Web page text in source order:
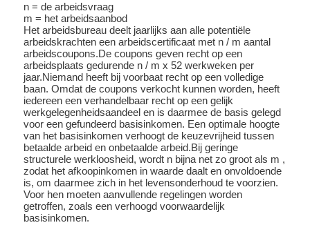
n = de arbeidsvraag
m = het arbeidsaanbod
Het arbeidsbureau deelt jaarlijks aan alle potentiële
arbeidskrachten een arbeidscertificaat met n / m aantal
arbeidscoupons.De coupons geven recht op een
arbeidsplaats gedurende n / m x 52 werkweken per
jaar.Niemand heeft bij voorbaat recht op een volledige
baan. Omdat de coupons verkocht kunnen worden, heeft
iedereen een verhandelbaar recht op een gelijk
werkgelegenheidsaandeel en is daarmee de basis gelegd
voor een gefundeerd basisinkomen. Een optimale hoogte
van het basisinkomen verhoogt de keuzevrijheid tussen
betaalde arbeid en onbetaalde arbeid.Bij geringe
structurele werkloosheid, wordt n bijna net zo groot als m ,
zodat het afkoopinkomen in waarde daalt en onvoldoende
is, om daarmee zich in het levensonderhoud te voorzien.
Voor hen moeten aanvullende regelingen worden
getroffen, zoals een verhoogd voorwaardelijk
basisinkomen.